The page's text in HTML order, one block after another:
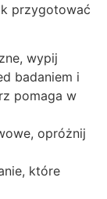
przygotować
wypij
badaniem i
pomaga w
opróżnij
które